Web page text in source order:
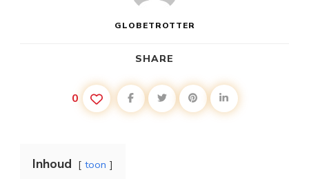
GLOBETROTTER
SHARE
0
Inhoud toon